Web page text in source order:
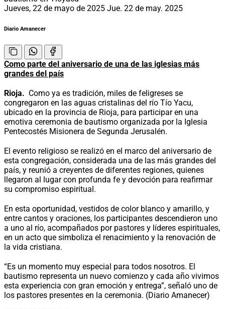
Jueves, 22 de mayo de 2025 Jue. 22 de may. 2025
Diario Amanecer
Como parte del aniversario de una de las iglesias más
grandes del país
Rioja. Como ya es tradición, miles de feligreses se
congregaron en las aguas cristalinas del río Tío Yacu,
ubicado en la provincia de Rioja, para participar en una
emotiva ceremonia de bautismo organizada por la Iglesia
Pentecostés Misionera de Segunda Jerusalén.
El evento religioso se realizó en el marco del aniversario de
esta congregación, considerada una de las más grandes del
país, y reunió a creyentes de diferentes regiones, quienes
llegaron al lugar con profunda fe y devoción para reafirmar
su compromiso espiritual.
En esta oportunidad, vestidos de color blanco y amarillo, y
entre cantos y oraciones, los participantes descendieron uno
a uno al río, acompañados por pastores y líderes espirituales,
en un acto que simboliza el renacimiento y la renovación de
la vida cristiana.
“Es un momento muy especial para todos nosotros. El
bautismo representa un nuevo comienzo y cada año vivimos
esta experiencia con gran emoción y entrega”, señaló uno de
los pastores presentes en la ceremonia. (Diario Amanecer)